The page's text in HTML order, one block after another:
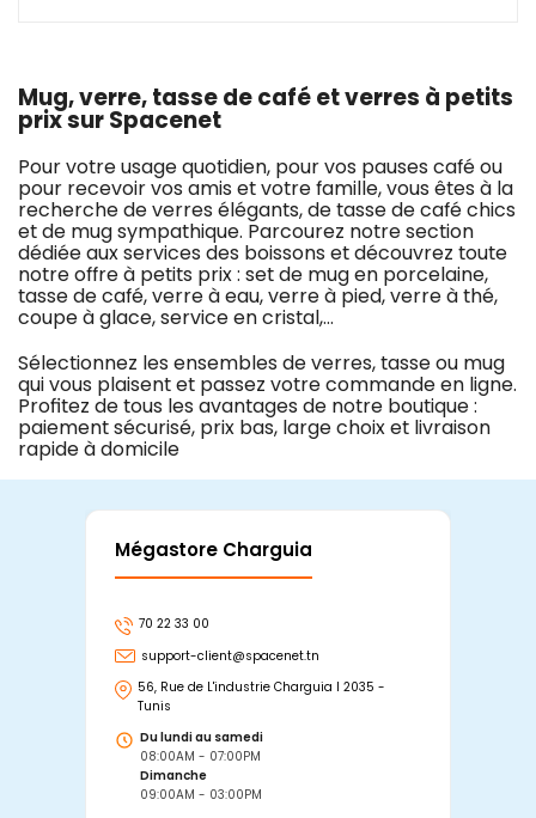
Mug, verre, tasse de café et verres à petits
prix sur Spacenet
Pour votre usage quotidien, pour vos pauses café ou
pour recevoir vos amis et votre famille, vous êtes à la
recherche de verres élégants, de tasse de café chics
et de mug sympathique. Parcourez notre section
dédiée aux services des boissons et découvrez toute
notre offre à petits prix : set de mug en porcelaine,
tasse de café, verre à eau, verre à pied, verre à thé,
coupe à glace, service en cristal,…
Sélectionnez les ensembles de verres, tasse ou mug
qui vous plaisent et passez votre commande en ligne.
Profitez de tous les avantages de notre boutique :
paiement sécurisé, prix bas, large choix et livraison
rapide à domicile
Mégastore Charguia
70 22 33 00
support-client@spacenet.tn
56, Rue de L'industrie Charguia I 2035 -
Tunis
Du lundi au samedi
08:00AM - 07:00PM
Dimanche
09:00AM - 03:00PM